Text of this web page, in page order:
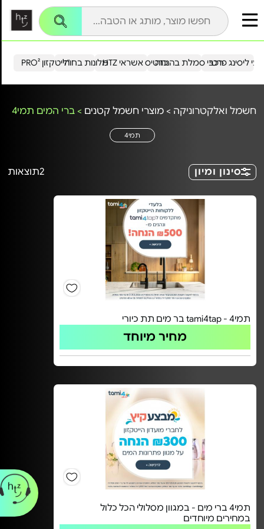
הייטקזון PRO²מלונות בחו"ל כרטיס אשראי HTZ ליסינג פרטירכבי סמלת בהנחה
חשמל ואלקטרוניקה > מוצרי חשמל קטנים > ברי המים תמי4
תמי4
סינון ומיון 2תוצאות
תמי4 - tami4tap בר מים תת כיורי
מחיר מיוחד
תמי4 ברי מים - במגוון מסלולי הכל כלול
במחירים מיוחדים